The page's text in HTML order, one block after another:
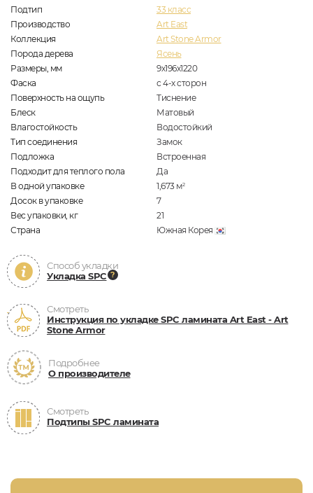
Подтип
33 класс
Производство
Art East
Коллекция
Art Stone Armor
Порода дерева
Ясень
Размеры, мм
9х196х1220
Фаска
с 4-х сторон
Поверхность на ощупь
Тиснение
Блеск
Матовый
Влагостойкость
Водостойкий
Тип соединения
Замок
Подложка
Встроенная
Подходит для теплого пола
Да
В одной упаковке
1,673 м2
Досок в упаковке
7
Вес упаковки, кг
21
Страна
Южная Корея
Способ укладки
Укладка SPC
Смотреть
Инструкция по укладке SPC ламината Art East - Art
Stone Armor
Подробнее
О производителе
Смотреть
Подтипы SPC ламината